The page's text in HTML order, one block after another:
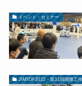
イベント・セミナー
JIMTOF2022・第31回国際工